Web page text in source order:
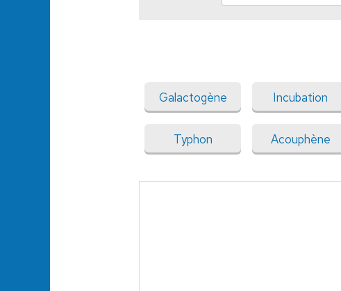
Galactogène Incubation
Typhon Acouphène